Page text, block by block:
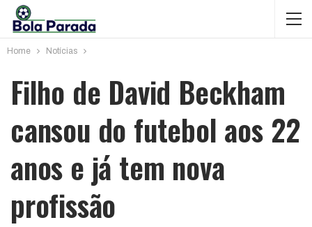
Home Notícias
Filho de David Beckham
cansou do futebol aos 22
anos e já tem nova
profissão